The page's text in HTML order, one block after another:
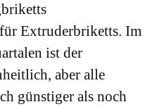
Extruderbriketts. Im
ist der
aber alle
günstiger als noch